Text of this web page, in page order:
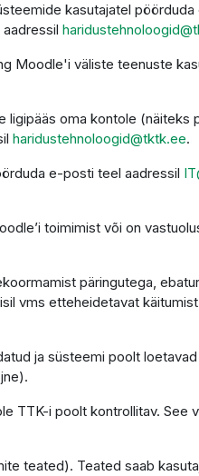
kasutajatel
Moodle'i väliste teenuste
oma kontole (näiteks
haridustehnoloogid@tktk.ee.
e-posti teel aadressil
toimimist või on
päringutega,
vms etteheidetavat
ja süsteemi poolt
TTK-i poolt kontrollitav.
teated). Teated saab